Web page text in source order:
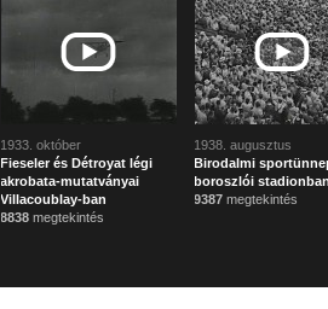
1933. október
Fieseler és Détroyat légi
akrobata-mutatványai
Villacoublay-ban
8838 megtekintés
1938. augusztus
Birodalmi
boroszlói
9387 megtekintés